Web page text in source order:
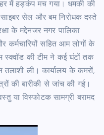
में हड़कंप मच गया। धमकी की
साइबर सेल और बम निरोधक दस्ते
के मद्देनजर नगर पालिका
कर्मचारियों सहित आम लोगों के
स्क्वॉड की टीम ने कई घंटों तक
ली। कार्यालय के कमरों,
की बारीकी से जांच की गई।
या विस्फोटक सामग्री बरामद